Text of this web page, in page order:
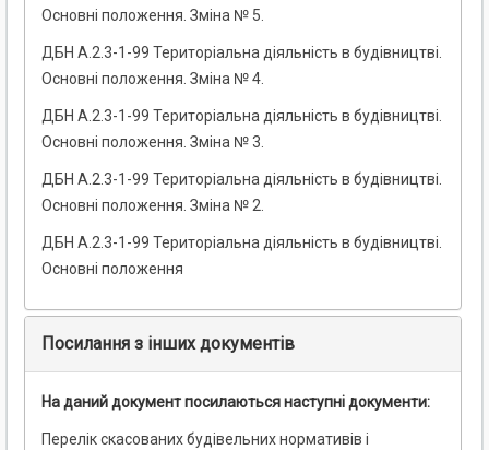
Основні положення. Зміна № 5.
ДБН А.2.3-1-99 Територіальна діяльність в будівництві.
Основні положення. Зміна № 4.
ДБН А.2.3-1-99 Територіальна діяльність в будівництві.
Основні положення. Зміна № 3.
ДБН А.2.3-1-99 Територіальна діяльність в будівництві.
Основні положення. Зміна № 2.
ДБН А.2.3-1-99 Територіальна діяльність в будівництві.
Основні положення
Посилання з інших документів
На даний документ посилаються наступні документи:
Перелік скасованих будівельних нормативів і